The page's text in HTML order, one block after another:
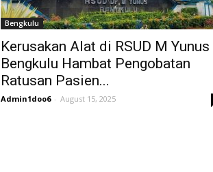
Bengkulu
Kerusakan Alat di RSUD M Yunus
Bengkulu Hambat Pengobatan
Ratusan Pasien...
Admin1doo6 - August 15, 2025